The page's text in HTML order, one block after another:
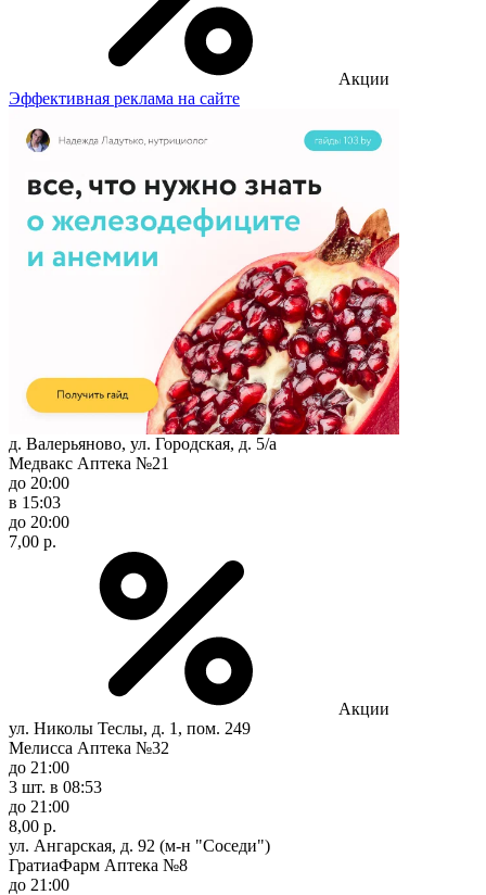
Акции
Эффективная реклама на сайте
д. Валерьяново, ул. Городская, д. 5/а
Медвакс Аптека №21
до 20:00
в 15:03
до 20:00
7,00 р.
Акции
ул. Николы Теслы, д. 1, пом. 249
Мелисса Аптека №32
до 21:00
3 шт. в 08:53
до 21:00
8,00 р.
ул. Ангарская, д. 92 (м-н "Соседи")
ГратиаФарм Аптека №8
до 21:00